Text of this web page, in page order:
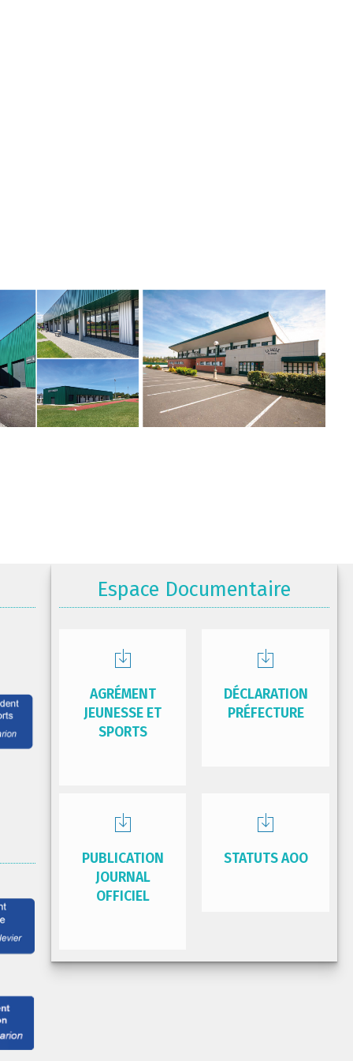
Espace Documentaire
AGRÉMENT
JEUNESSE ET
SPORTS
DÉCLARATION
PRÉFECTURE
PUBLICATION
JOURNAL
OFFICIEL
STATUTS AOO